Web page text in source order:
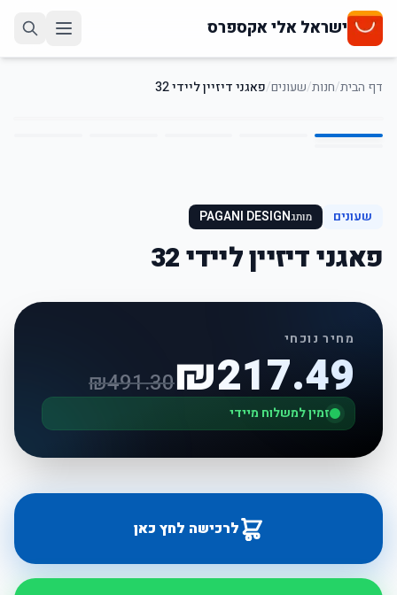
ישראל אלי אקספרס
דף הבית/חנות/שעונים/פאגני דיזיין ליידי 32
1
/
6
שעונים מותגPAGANI DESIGN
פאגני דיזיין ליידי 32
מחיר נוכחי
₪217.49
₪491.30
זמין למשלוח מיידי
לרכישה לחץ כאן